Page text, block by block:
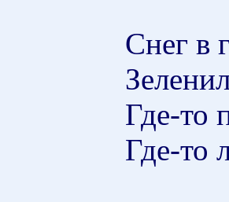
Снег в
Где-то
Где-то